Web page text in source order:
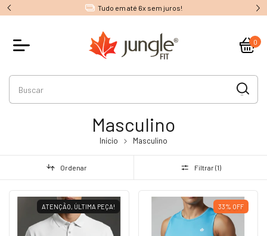
1º Troca gratuita
0
Masculino
Início Masculino
Ordenar Filtrar (1)
ATENÇÃO, ÚLTIMA PEÇA! 33% OFF